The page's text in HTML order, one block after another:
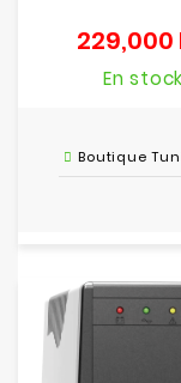
229,000
En stock
Boutique